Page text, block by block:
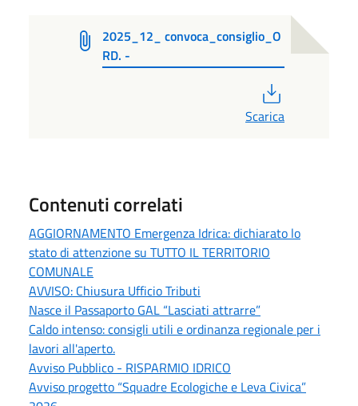
2025_12_ convoca_consiglio_O
RD. -
Scarica
Contenuti correlati
AGGIORNAMENTO Emergenza Idrica: dichiarato lo
stato di attenzione su TUTTO IL TERRITORIO
COMUNALE
AVVISO: Chiusura Ufficio Tributi
Nasce il Passaporto GAL “Lasciati attrarre”
Caldo intenso: consigli utili e ordinanza regionale per i
lavori all'aperto.
Avviso Pubblico - RISPARMIO IDRICO
Avviso progetto “Squadre Ecologiche e Leva Civica”